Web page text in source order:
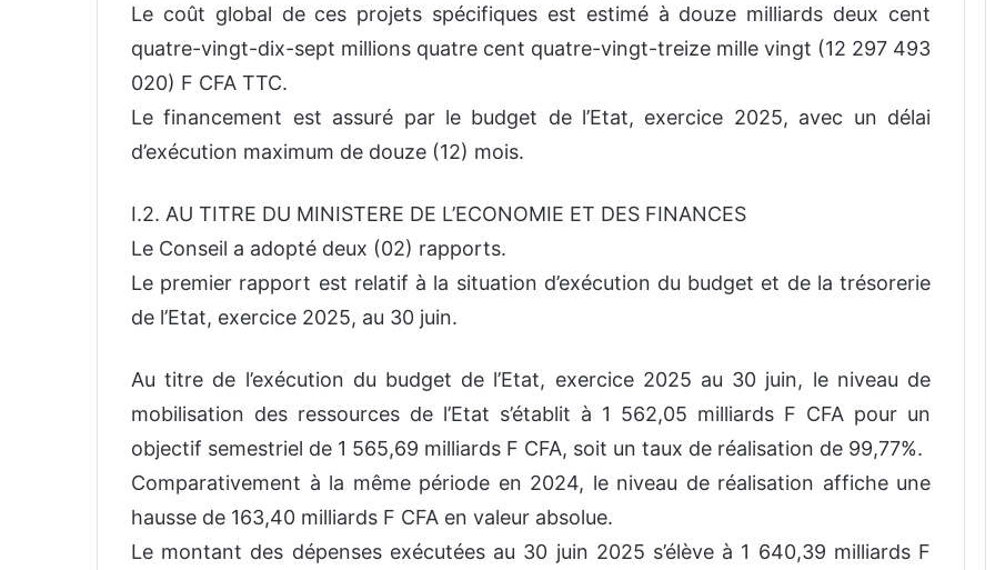
Le coût global de ces projets spécifiques est estimé à douze milliards deux cent
quatre-vingt-dix-sept millions quatre cent quatre-vingt-treize mille vingt (12 297 493
020) F CFA TTC.
Le financement est assuré par le budget de l’Etat, exercice 2025, avec un délai
d’exécution maximum de douze (12) mois.
I.2. AU TITRE DU MINISTERE DE L’ECONOMIE ET DES FINANCES
Le Conseil a adopté deux (02) rapports.
Le premier rapport est relatif à la situation d’exécution du budget et de la trésorerie
de l’Etat, exercice 2025, au 30 juin.
Au titre de l’exécution du budget de l’Etat, exercice 2025 au 30 juin, le niveau de
mobilisation des ressources de l’Etat s’établit à 1 562,05 milliards F CFA pour un
objectif semestriel de 1 565,69 milliards F CFA, soit un taux de réalisation de 99,77%.
Comparativement à la même période en 2024, le niveau de réalisation affiche une
hausse de 163,40 milliards F CFA en valeur absolue.
Le montant des dépenses exécutées au 30 juin 2025 s’élève à 1 640,39 milliards F